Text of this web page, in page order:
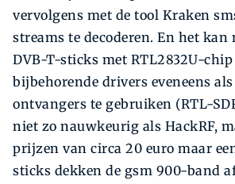
vervolgens met de tool Kraken
streams te decoderen. En het kan
DVB-T-sticks met RTL2832U-
bijbehorende drivers eveneens als
ontvangers te gebruiken (RTL-
niet zo nauwkeurig als HackRF,
prijzen van circa 20 euro maar
sticks dekken de gsm 900-band